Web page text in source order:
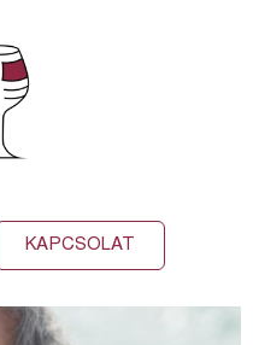
KAPCSOLAT